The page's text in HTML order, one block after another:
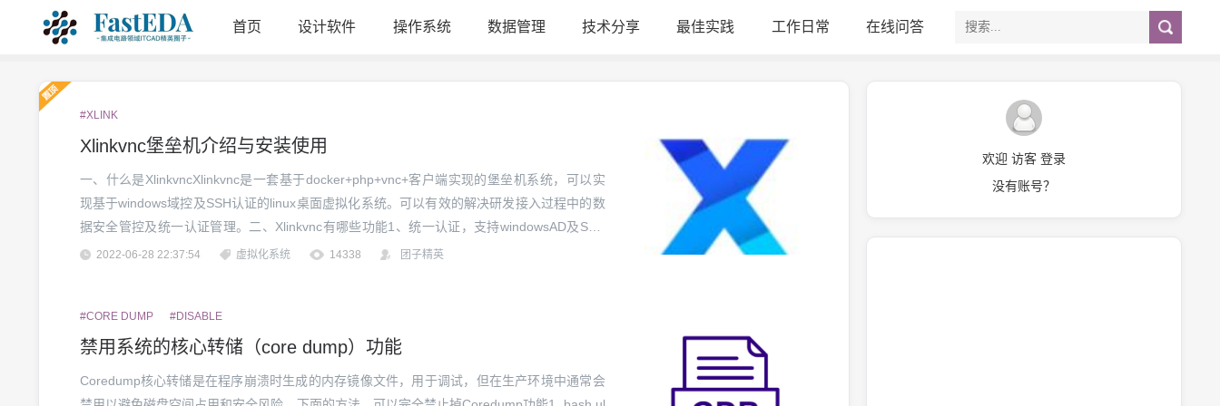
首页 设计软件 操作系统 数据管理 技术分享 最佳实践 工作日常 在线问答
#XLINK
Xlinkvnc堡垒机介绍与安装使用
一、什么是XlinkvncXlinkvnc是一套基于docker+php+vnc+客户端实现的堡垒机系统，可以实
现基于windows域控及SSH认证的linux桌面虚拟化系统。可以有效的解决研发接入过程中的数
据安全管控及统一认证管理。二、Xlinkvnc有哪些功能1、统一认证，支持windowsAD及SSH
认证模式2、快速部署、快速启动及快速重启的功能3、可针对企业研发实现接入管控及远...
2022-06-28 22:37:54 虚拟化系统 14338 团子精英
#CORE DUMP #DISABLE
禁用系统的核心转储（core dump）功能
Coredump核心转储是在程序崩溃时生成的内存镜像文件，用于调试，但在生产环境中通常会
欢迎 访客 登录
没有账号？